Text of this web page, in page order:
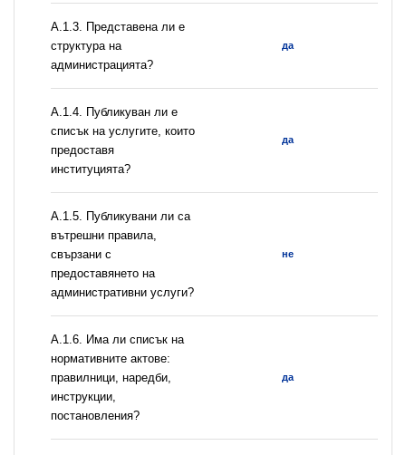
A.1.3. Представена ли е
структура на
администрацията?
да
А.1.4. Публикуван ли е
списък на услугите, които
предоставя
институцията?
да
А.1.5. Публикувани ли са
вътрешни правила,
свързани с
предоставянето на
административни услуги?
не
А.1.6. Има ли списък на
нормативните актове:
правилници, наредби,
инструкции,
постановления?
да